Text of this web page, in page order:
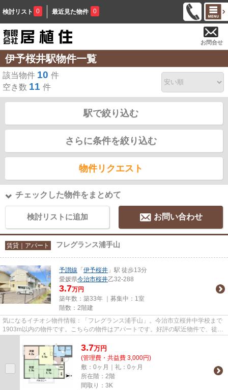
検討リスト 0 最近見た物件 0
お問合せ
伊予桜井駅物件一覧
該当物件 10 件
空き数 11 件
駅で絞り込む
さらに条件を絞り込む
物件リクエスト
チェックした物件をまとめて
検討リストに追加 お問い合わせ
賃貸｜アパート フレグランス浦手山
予讃線 「 伊予桜井 」駅 徒歩13分
愛媛県今治市桜井乙32-288
3.7万円
築年数：築33年 ｜募集中： 1室
階数：2階建
気になるイチオシ物件情報：「フレグランス浦手山」。今治市立桜井中学校まで
1903m以内の物件です。こちらの物件はアパートです。好評の駅近物件で、徒歩
3.7万円
(管理費・共益費 3,000円)
敷：0ヶ月｜礼：0ヶ月
所在階：2階
間取り：3K